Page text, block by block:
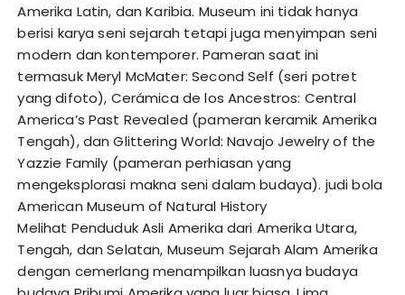
Amerika Latin, dan Karibia. Museum ini tidak hanya
berisi karya seni sejarah tetapi juga menyimpan seni
modern dan kontemporer. Pameran saat ini
termasuk Meryl McMater: Second Self (seri potret
yang difoto), Cerámica de los Ancestros: Central
America’s Past Revealed (pameran keramik Amerika
Tengah), dan Glittering World: Navajo Jewelry of the
Yazzie Family (pameran perhiasan yang
mengeksplorasi makna seni dalam budaya). judi bola
American Museum of Natural History
Melihat Penduduk Asli Amerika dari Amerika Utara,
Tengah, dan Selatan, Museum Sejarah Alam Amerika
dengan cemerlang menampilkan luasnya budaya